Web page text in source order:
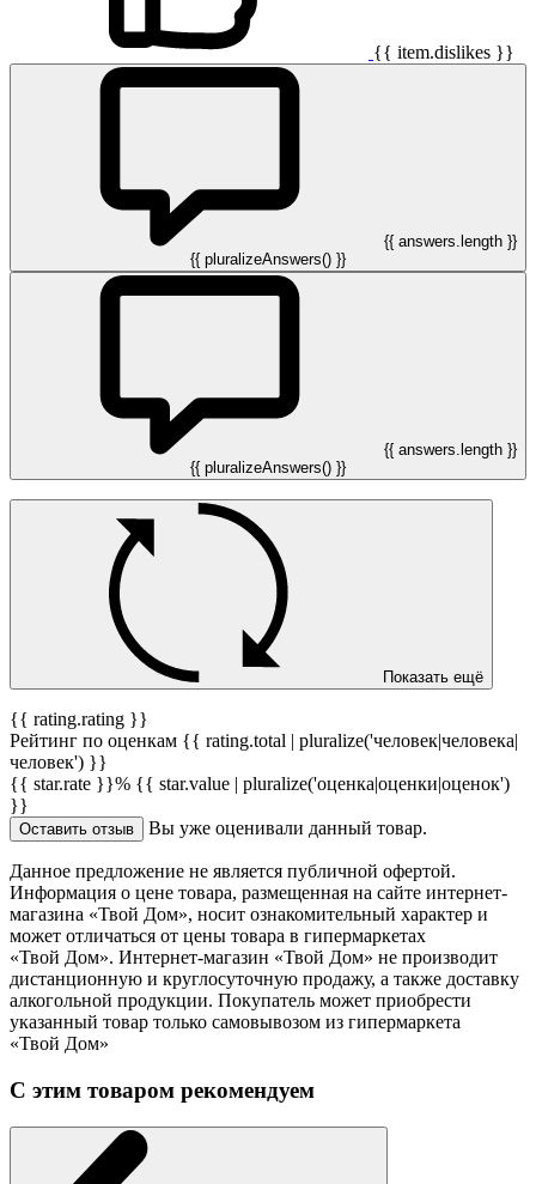
{{ item.dislikes }}
{{ answers.length }}
{{ pluralizeAnswers() }}
{{ answers.length }}
{{ pluralizeAnswers() }}
Показать ещё
{{ rating.rating }}
Рейтинг по оценкам {{ rating.total | pluralize('человек|человека|
человек') }}
{{ star.rate }}% {{ star.value | pluralize('оценка|оценки|оценок')
}}
Оставить отзыв Вы уже оценивали данный товар.
Данное предложение не является публичной офертой.
Информация о цене товара, размещенная на сайте интернет-
магазина «Твой Дом», носит ознакомительный характер и
может отличаться от цены товара в гипермаркетах
«Твой Дом». Интернет-магазин «Твой Дом» не производит
дистанционную и круглосуточную продажу, а также доставку
алкогольной продукции. Покупатель может приобрести
указанный товар только самовывозом из гипермаркета
«Твой Дом»
С этим товаром рекомендуем